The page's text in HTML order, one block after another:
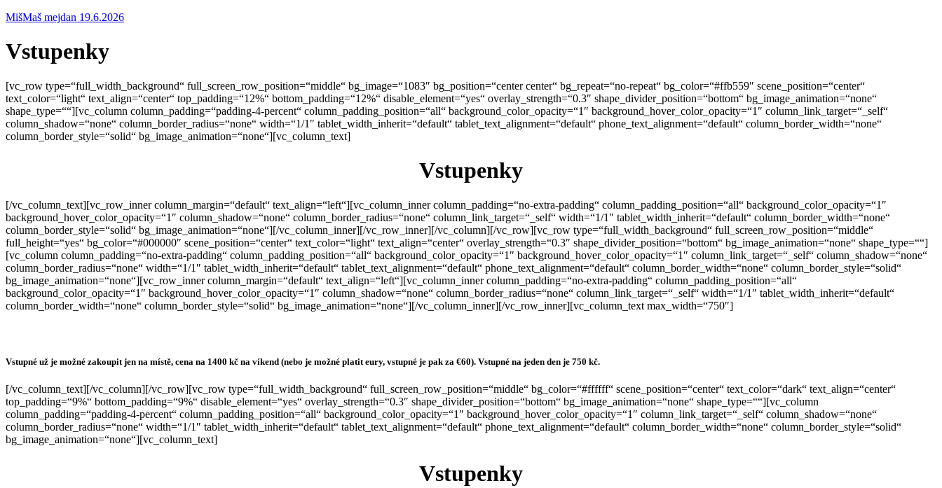
MišMaš mejdan 19.6.2026
Vstupenky
[vc_row type=“full_width_background“ full_screen_row_position=“middle“ bg_image=“1083″ bg_position=“center center“ bg_repeat=“no-repeat“ bg_color=“#ffb559″ scene_position=“center“
text_color=“light“ text_align=“center“ top_padding=“12%“ bottom_padding=“12%“ disable_element=“yes“ overlay_strength=“0.3″ shape_divider_position=“bottom“ bg_image_animation=“none“
shape_type=““][vc_column column_padding=“padding-4-percent“ column_padding_position=“all“ background_color_opacity=“1″ background_hover_color_opacity=“1″ column_link_target=“_self“
column_shadow=“none“ column_border_radius=“none“ width=“1/1″ tablet_width_inherit=“default“ tablet_text_alignment=“default“ phone_text_alignment=“default“ column_border_width=“none“
column_border_style=“solid“ bg_image_animation=“none“][vc_column_text]
Vstupenky
[/vc_column_text][vc_row_inner column_margin=“default“ text_align=“left“][vc_column_inner column_padding=“no-extra-padding“ column_padding_position=“all“ background_color_opacity=“1″
background_hover_color_opacity=“1″ column_shadow=“none“ column_border_radius=“none“ column_link_target=“_self“ width=“1/1″ tablet_width_inherit=“default“ column_border_width=“none“
column_border_style=“solid“ bg_image_animation=“none“][/vc_column_inner][/vc_row_inner][/vc_column][/vc_row][vc_row type=“full_width_background“ full_screen_row_position=“middle“
full_height=“yes“ bg_color=“#000000″ scene_position=“center“ text_color=“light“ text_align=“center“ overlay_strength=“0.3″ shape_divider_position=“bottom“ bg_image_animation=“none“ shape_type=““]
[vc_column column_padding=“no-extra-padding“ column_padding_position=“all“ background_color_opacity=“1″ background_hover_color_opacity=“1″ column_link_target=“_self“ column_shadow=“none“
column_border_radius=“none“ width=“1/1″ tablet_width_inherit=“default“ tablet_text_alignment=“default“ phone_text_alignment=“default“ column_border_width=“none“ column_border_style=“solid“
bg_image_animation=“none“][vc_row_inner column_margin=“default“ text_align=“left“][vc_column_inner column_padding=“no-extra-padding“ column_padding_position=“all“
background_color_opacity=“1″ background_hover_color_opacity=“1″ column_shadow=“none“ column_border_radius=“none“ column_link_target=“_self“ width=“1/1″ tablet_width_inherit=“default“
column_border_width=“none“ column_border_style=“solid“ bg_image_animation=“none“][/vc_column_inner][/vc_row_inner][vc_column_text max_width=“750″]
Vstupné už je možné zakoupit jen na místě, cena na 1400 kč na víkend (nebo je možné platit eury, vstupné je pak za €60). Vstupné na jeden den je 750 kč.
[/vc_column_text][/vc_column][/vc_row][vc_row type=“full_width_background“ full_screen_row_position=“middle“ bg_color=“#ffffff“ scene_position=“center“ text_color=“dark“ text_align=“center“
top_padding=“9%“ bottom_padding=“9%“ disable_element=“yes“ overlay_strength=“0.3″ shape_divider_position=“bottom“ bg_image_animation=“none“ shape_type=““][vc_column
column_padding=“padding-4-percent“ column_padding_position=“all“ background_color_opacity=“1″ background_hover_color_opacity=“1″ column_link_target=“_self“ column_shadow=“none“
column_border_radius=“none“ width=“1/1″ tablet_width_inherit=“default“ tablet_text_alignment=“default“ phone_text_alignment=“default“ column_border_width=“none“ column_border_style=“solid“
bg_image_animation=“none“][vc_column_text]
Vstupenky